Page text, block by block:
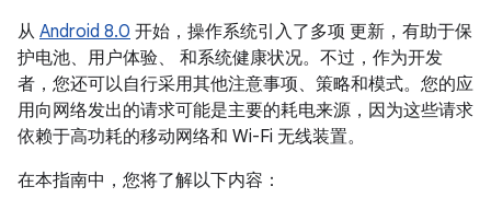
从 Android 8.0 开始，操作系统引入了多项 更新，有助于保
护电池、用户体验、 和系统健康状况。不过，作为开发
者，您还可以自行采用其他注意事项、策略和模式。您的应
用向网络发出的请求可能是主要的耗电来源，因为这些请求
依赖于高功耗的移动网络和 Wi-Fi 无线装置。
在本指南中，您将了解以下内容：